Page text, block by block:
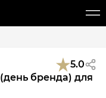
5.0
бренда) для